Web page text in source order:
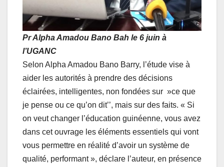
Pr Alpha Amadou Bano Bah le 6 juin à
l’UGANC
Selon Alpha Amadou Bano Barry, l’étude vise à
aider les autorités à prendre des décisions
éclairées, intelligentes, non fondées sur »ce que
je pense ou ce qu’on dit’’, mais sur des faits. « Si
on veut changer l’éducation guinéenne, vous avez
dans cet ouvrage les éléments essentiels qui vont
vous permettre en réalité d’avoir un système de
qualité, performant », déclare l’auteur, en présence